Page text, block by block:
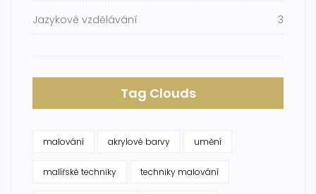
Jazykové vzdělávání 3
Tag Clouds
malování akrylové barvy umění
malířské techniky techniky malování